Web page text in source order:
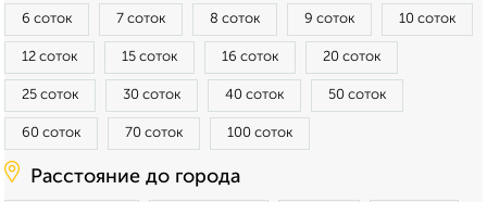
6 соток 7 соток 8 соток 9 соток 10 соток
12 соток 15 соток 16 соток 20 соток
25 соток 30 соток 40 соток 50 соток
60 соток 70 соток 100 соток
Расстояние до города